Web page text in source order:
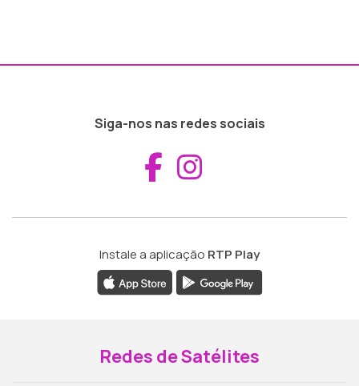
Siga-nos nas redes sociais
Aceder ao
Instale a aplicação RTP Play
Redes de Satélites